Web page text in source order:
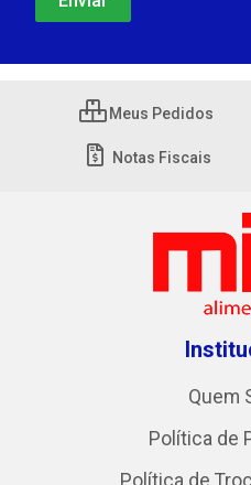
Meus Pedidos
Notas Fiscais
Quem
Política de
Política de